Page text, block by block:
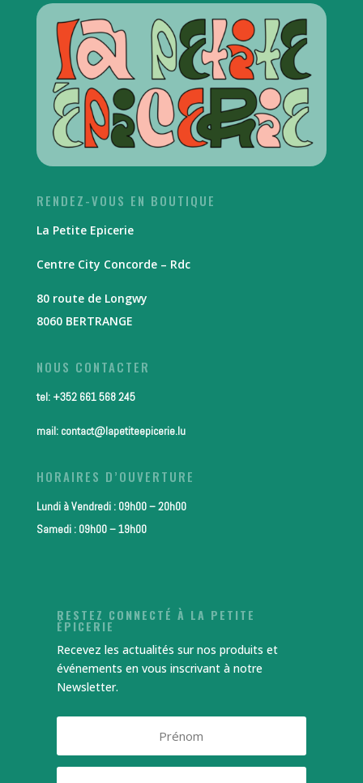
RENDEZ-VOUS EN BOUTIQUE
La Petite Epicerie
Centre City Concorde – Rdc
80 route de Longwy
8060 BERTRANGE
NOUS CONTACTER
tel: +352 661 568 245
mail: contact@lapetiteepicerie.lu
HORAIRES D’OUVERTURE
Lundi à Vendredi : 09h00 – 20h00
Samedi : 09h00 – 19h00
RESTEZ CONNECTÉ À LA PETITE
ÉPICERIE
Recevez les actualités sur nos produits et
événements en vous inscrivant à notre
Newsletter.